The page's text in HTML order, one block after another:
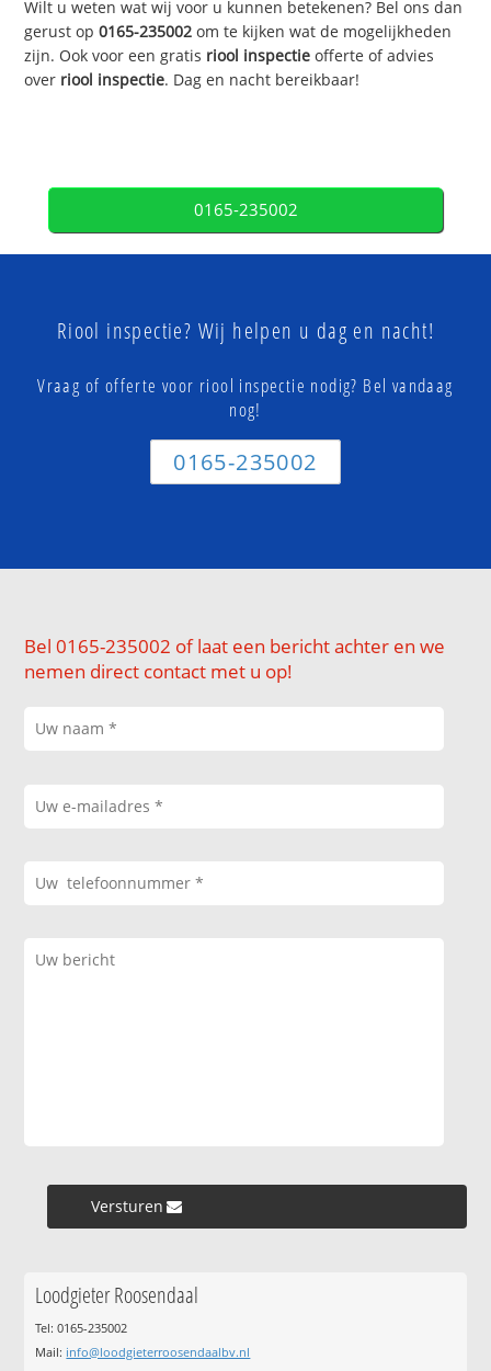
Wilt u weten wat wij voor u kunnen betekenen? Bel ons dan
gerust op0165-235002 om te kijken wat de mogelijkheden
zijn. Ook voor een gratis riool inspectie offerte of advies
over riool inspectie. Dag en nacht bereikbaar!
0165-235002
Riool inspectie? Wij helpen u dag en nacht!
Vraag of offerte voor riool inspectie nodig? Bel vandaag
nog!
0165-235002
Bel 0165-235002 of laat een bericht achter en we
nemen direct contact met u op!
Versturen »
Loodgieter Roosendaal
Tel: 0165-235002
Mail: info@loodgieterroosendaalbv.nl